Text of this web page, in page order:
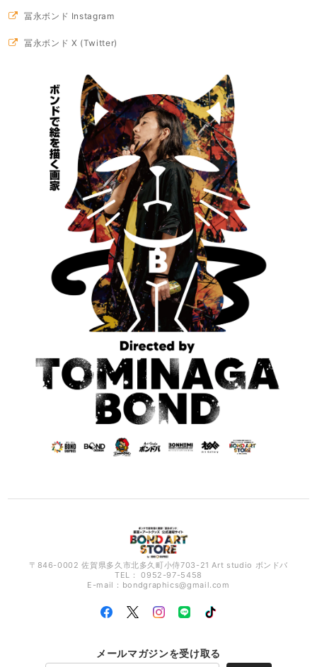
冨永ボンド Instagram
冨永ボンド X (Twitter)
〒846-0002 佐賀県多久市北多久町小侍703-21 Art studio ボンドバ
TEL： 0952-97-5458
E-mail： bondgraphics@gmail.com
メールマガジンを受け取る